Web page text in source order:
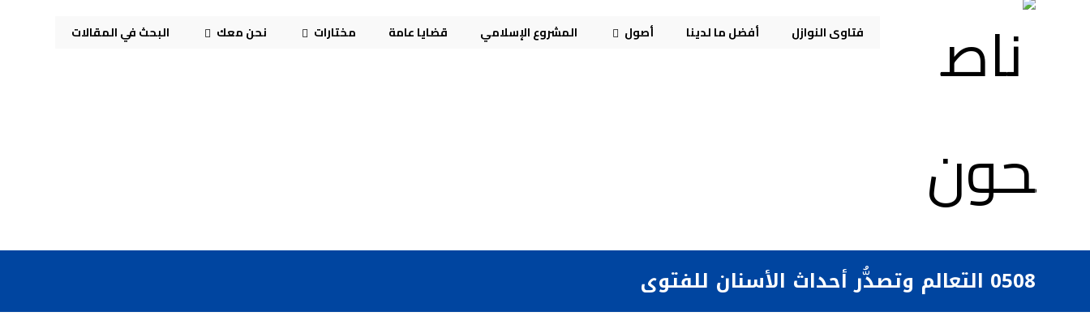
فتاوى النوازل أفضل ما لدينا أصول المشروع الإسلامي قضايا عامة مختارات نحن معك البحث في المقالات
0508 التعالم وتصدُّر أحداث الأسنان للفتوى